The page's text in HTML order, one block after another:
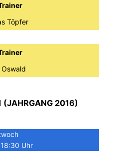
Töpfer
Oswald
(JAHRGANG 2016)
Uhr